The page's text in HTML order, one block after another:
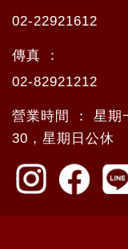
02-22921612
傳真 ：
02-82921212
營業時間 ： 星期
30，星期日公休